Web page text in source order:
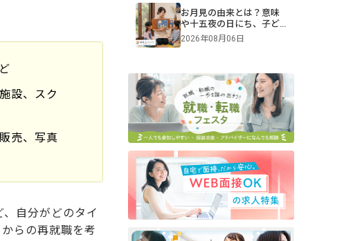
設、スク
売、写真
自分がどのタイ
らの再就職を考
お月見の由来とは？意味
や十五夜の日にち、子ど
もへの伝え方【2026年最
2026年08月06日